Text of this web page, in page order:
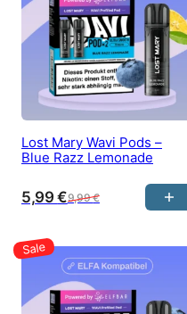
Lost Mary Wavi Pods –
Blue Razz Lemonade
9,99€
5,99€